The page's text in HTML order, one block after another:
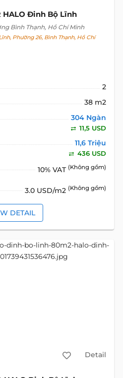
HALO Đinh Bộ Lĩnh
Bình Thạnh, Hồ Chí Minh
Phường 26, Bình Thạnh, Hồ Chí
2
38 m2
304 Ngàn
11,5 USD
11,6 Triệu
436 USD
10% VAT (Không gồm)
3.0 USD/m2 (Không gồm)
DETAIL
Detail